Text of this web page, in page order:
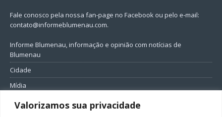
Valorizamos sua privacidade
Fale conosco pela nossa fan-page no Facebook ou pelo e-mail:
contato@informeblumenau.com.
Informe Blumenau, informação e opinião com notícias de
Blumenau
Cidade
Mídia
Entretenimento